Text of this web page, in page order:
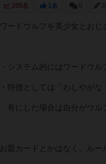
205名 1名 0
ワードウルフを美少女とおじ
・システム的にはワードウル
・特徴としては「わしやが
有にした場合は自分がウル
お題カードとかはなく、ルー